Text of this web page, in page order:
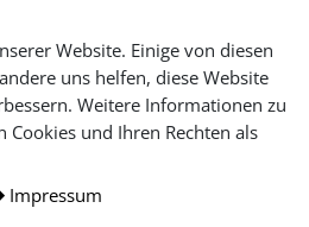
Website. Einige von diesen
uns helfen, diese Website
Weitere Informationen zu
und Ihren Rechten als
Impressum